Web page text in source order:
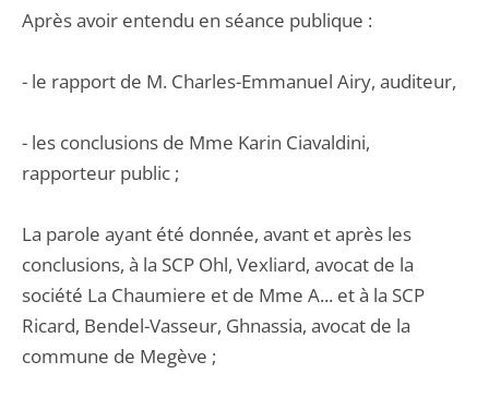
Après avoir entendu en séance publique :
- le rapport de M. Charles-Emmanuel Airy, auditeur,
- les conclusions de Mme Karin Ciavaldini,
rapporteur public ;
La parole ayant été donnée, avant et après les
conclusions, à la SCP Ohl, Vexliard, avocat de la
société La Chaumiere et de Mme A... et à la SCP
Ricard, Bendel-Vasseur, Ghnassia, avocat de la
commune de Megève ;